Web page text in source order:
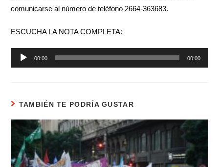
comunicarse al número de teléfono 2664-363683.
ESCUCHA LA NOTA COMPLETA:
Reproductor
de
00:00 00:00
TAMBIÉN TE PODRÍA GUSTAR